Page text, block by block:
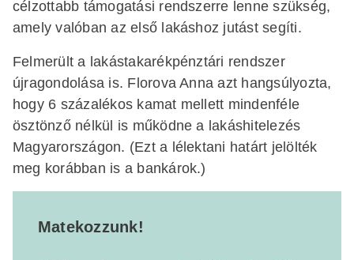
célzottabb támogatási rendszerre lenne szükség,
amely valóban az első lakáshoz jutást segíti.
Felmerült a lakástakarékpénztári rendszer
újragondolása is. Florova Anna azt hangsúlyozta,
hogy 6 százalékos kamat mellett mindenféle
ösztönző nélkül is működne a lakáshitelezés
Magyarországon. (Ezt a lélektani határt jelölték
meg korábban is a bankárok.)
Matekozzunk!